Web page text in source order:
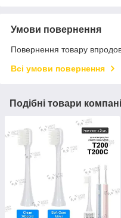
Умови повернення
Повернення товару
Всі умови повернення
Подібні товари